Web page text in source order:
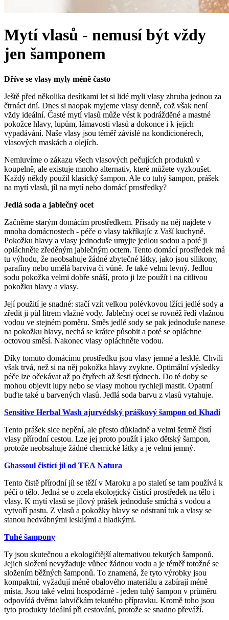
Mytí vlasů - nemusí být vždy
jen šamponem
Dříve se vlasy myly méně často
Ještě před několika desítkami let si lidé myli vlasy zhruba jednou za
čtrnáct dní. Dnes si naopak myjeme vlasy denně, což však není
vždy ideální. Časté mytí vlasů může vést k podrážděné a mastné
pokožce hlavy, lupům, lámavosti vlasů a dokonce i k jejich
vypadávání. Naše vlasy jsou téměř závislé na kondicionérech,
vlasových maskách a olejích.
Nemluvíme o zákazu všech vlasových pečujících produktů v
koupelně, ale existuje mnoho alternativ, které můžete vyzkoušet.
Každý někdy použil klasický šampon. Ale co tuhý šampon, prášek
na mytí vlasů, jíl na mytí nebo domácí prostředky?
Jedlá soda a jablečný ocet
Začněme starým domácím prostředkem. Přísady na něj najdete v
mnoha domácnostech - péče o vlasy takříkajíc z Vaší kuchyně.
Pokožku hlavy a vlasy jednoduše umyjte jedlou sodou a poté ji
opláchněte zředěným jablečným octem. Tento domácí prostředek má
tu výhodu, že neobsahuje žádné zbytečné látky, jako jsou silikony,
parafíny nebo umělá barviva či vůně. Je také velmi levný. Jedlou
sodu pokožka velmi dobře snáší, proto ji lze použít i na citlivou
pokožku hlavy a vlasy.
Její použití je snadné: stačí vzít velkou polévkovou lžíci jedlé sody a
zředit ji půl litrem vlažné vody. Jablečný ocet se rovněž ředí vlažnou
vodou ve stejném poměru. Směs jedlé sody se pak jednoduše nanese
na pokožku hlavy, nechá se krátce působit a poté se opláchne
octovou směsí. Nakonec vlasy opláchněte vodou.
Díky tomuto domácímu prostředku jsou vlasy jemné a lesklé. Chvíli
však trvá, než si na něj pokožka hlavy zvykne. Optimální výsledky
péče lze očekávat až po čtyřech až šesti týdnech. Do té doby se
mohou objevit lupy nebo se vlasy mohou rychleji mastit. Opatrní
buďte také u barvených vlasů. Jedlá soda barvu z vlasů vytahuje.
Sensitive Herbal Wash ajurvédský práškový šampon od Khadi
Tento prášek sice nepění, ale přesto důkladně a velmi šetrně čistí
vlasy přírodní cestou. Lze jej proto použít i jako dětský šampon,
protože neobsahuje žádné chemické látky a je velmi jemný.
Ghassoul čistící jíl od TEA Natura
Tento čistě přírodní jíl se těží v Maroku a po staletí se tam používá k
péči o tělo. Jedná se o zcela ekologický čistící prostředek na tělo i
vlasy. K mytí vlasů se jílový prášek jednoduše smíchá s vodou a
vytvoří pastu. Z vlasů a pokožky hlavy se odstraní tuk a vlasy se
stanou hedvábnými lesklými a hladkými.
Tuhé šampony
Ty jsou skutečnou a ekologičtější alternativou tekutých šamponů.
Jejich složení nevyžaduje vůbec žádnou vodu a je téměř totožné se
složením běžných šamponů. To znamená, že tyto výrobky jsou
kompaktní, vyžadují méně obalového materiálu a zabírají méně
místa. Jsou také velmi hospodárné - jeden tuhý šampon v průměru
odpovídá dvěma lahvičkám tekutého přípravku. Kromě toho jsou
tyto produkty ideální při cestování, protože se snadno převáží.